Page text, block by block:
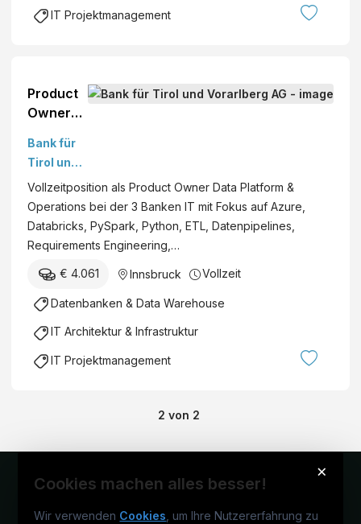
IT Projektmanagement
Product
Owner
Platform
&
Operatio
ns
(w/m/d)
Bank für
Tirol und
Vorarlber
g AG
Vollzeitposition als Product Owner Data Platform &
Operations bei der 3 Banken IT mit Fokus auf Azure,
Databricks, PySpark, Python, ETL, Datenpipelines,
Requirements Engineering,…
€ 4.061 Innsbruck Vollzeit
Datenbanken & Data Warehouse
IT Architektur & Infrastruktur
IT Projektmanagement
2 von 2
×
Cookies machen alles besser!
Wir verwenden Cookies , um Ihre Nutzererfahrung zu